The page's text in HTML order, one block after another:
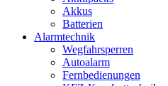
Akkus
Batterien
Alarmtechnik
Wegfahrsperren
Autoalarm
Fernbedienungen